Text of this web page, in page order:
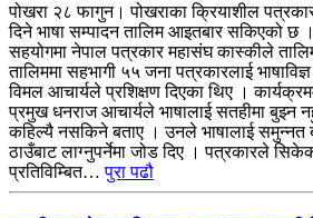
पोखरा २८ फागुन। पोखराका क्रियाशील
दिने भाषा सम्पादन तालिम आइतबार सकिएको छ
सहयोगमा नेपाल पत्रकार महासंघ कास्कीले
तालिममा सहभागी ५५ जना पत्रकारलाई
विमल आचार्यले प्रशिक्षण दिएका थिए ।
प्रमुख धनराज आचार्यले भाषालाई सतहीमा बुझ्न
कहिल्यै नसकिने बताए । उनले भाषालाई
ठाउँबाट लाग्नुपर्नेमा जोड दिए । पत्रकारले
प्रतिविम्बित…पुरा पढौ